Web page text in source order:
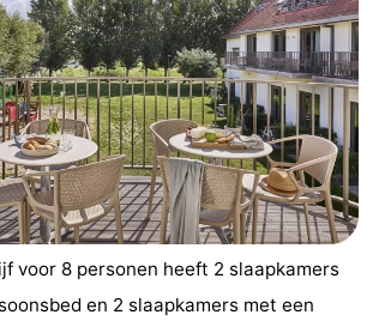
voor 8 personen heeft 2 slaapkamers
en 2 slaapkamers met een